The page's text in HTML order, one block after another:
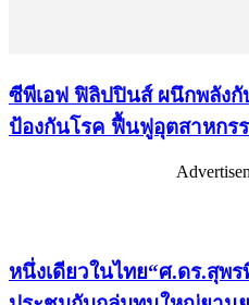
ซีพีเอฟ ฟิลิปปินส์ ผนึกพลังกั
ป้องกันโรค ฟื้นฟูอุตสาหกร
หนึ่งเดียวในไทย“ศ.ดร.สุพ